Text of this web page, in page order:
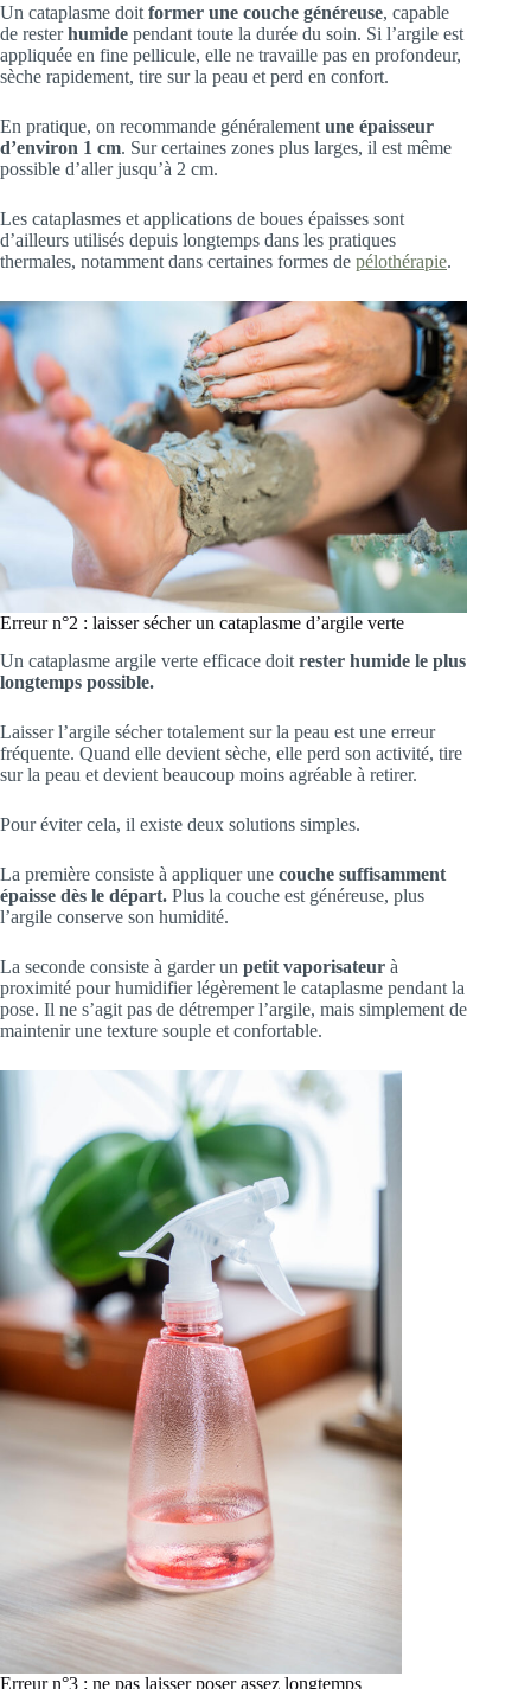
Un cataplasme doit former une couche généreuse, capable
de resterhumide pendant toute la durée du soin. Si l’argile est
appliquée en fine pellicule, elle ne travaille pas en profondeur,
sèche rapidement, tire sur la peau et perd en confort.
En pratique, on recommande généralement une épaisseur
d’environ 1 cm. Sur certaines zones plus larges, il est même
possible d’aller jusqu’à 2 cm.
Les cataplasmes et applications de boues épaisses sont
d’ailleurs utilisés depuis longtemps dans les pratiques
thermales, notamment dans certaines formes de pélothérapie.
Erreur n°2 : laisser sécher un cataplasme d’argile verte
Un cataplasme argile verte efficace doitrester humide le plus
longtemps possible.
Laisser l’argile sécher totalement sur la peau est une erreur
fréquente. Quand elle devient sèche, elle perd son activité, tire
sur la peau et devient beaucoup moins agréable à retirer.
Pour éviter cela, il existe deux solutions simples.
La première consiste à appliquer une couche suffisamment
épaisse dès le départ. Plus la couche est généreuse, plus
l’argile conserve son humidité.
La seconde consiste à garder un petit vaporisateur à
proximité pour humidifier légèrement le cataplasme pendant la
pose. Il ne s’agit pas de détremper l’argile, mais simplement de
maintenir une texture souple et confortable.
Erreur n°3 : ne pas laisser poser assez longtemps